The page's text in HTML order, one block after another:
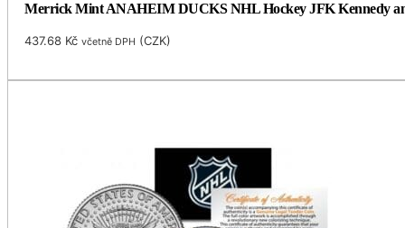
Merrick Mint ANAHEIM DUCKS NHL Hockey JFK Kennedy
437.68 Kč včetně DPH (CZK)